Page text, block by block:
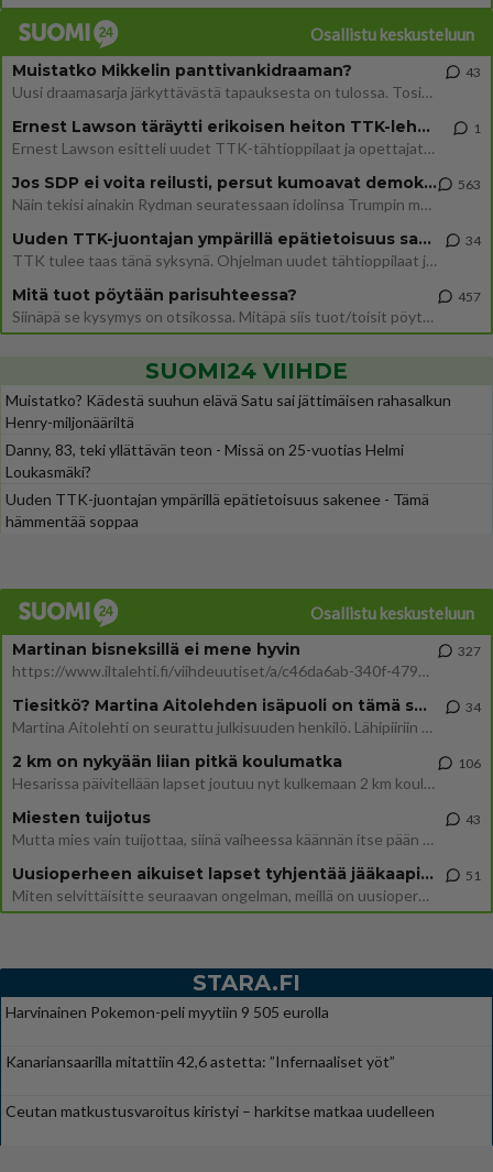
Osallistu keskusteluun
Muistatko Mikkelin panttivankidraaman?
Uusi draamasarja järkyttävästä tapauksesta on tulossa. Tositapahtumiin perustuva sarja ammentaa vuoden 1986 Mikkelin pan
43
Ernest Lawson täräytti erikoisen heiton TTK-lehdistötilaisuudessa: " Onko tässä tarkoituksena...?"
Ernest Lawson esitteli uudet TTK-tähtioppilaat ja opettajat torstaina 6.8. lehdistölle. Tulevalla kaudella on yksi hausk
1
Jos SDP ei voita reilusti, persut kumoavat demokratian Suomesta
Näin tekisi ainakin Rydman seuratessaan idolinsa Trumpin mallia https://www.is.fi/politiikka/art-2000012187244.html
563
Uuden TTK-juontajan ympärillä epätietoisuus sakenee - Nyt MTV hämmentää soppaa
TTK tulee taas tänä syksynä. Ohjelman uudet tähtioppilaat julkistetaan torstaina 6. elokuuta klo 14 alkavassa lehdistö
34
Mitä tuot pöytään parisuhteessa?
Siinäpä se kysymys on otsikossa. Mitäpä siis tuot/toisit pöytään parisuhteessa? Oletko mies vai nainen? Koetko sen mitä
457
SUOMI24 VIIHDE
Muistatko? Kädestä suuhun elävä Satu sai jättimäisen rahasalkun
Henry-miljonääriltä
Danny, 83, teki yllättävän teon - Missä on 25-vuotias Helmi
Loukasmäki?
Uuden TTK-juontajan ympärillä epätietoisuus sakenee - Tämä
hämmentää soppaa
Osallistu keskusteluun
Martinan bisneksillä ei mene hyvin
https://www.iltalehti.fi/viihdeuutiset/a/c46da6ab-340f-4790-aaa7-0865eed2336 Yrityksen konkurssihakemus on tullut kärä
327
Tiesitkö? Martina Aitolehden isäpuoli on tämä suosittu laulaja
Martina Aitolehti on seurattu julkisuuden henkilö. Lähipiiriin mahtuu muitakin tunnettuja henkilöitä. Tiesitkö, että Ma
34
2 km on nykyään liian pitkä koulumatka
Hesarissa päivitellään lapset joutuu nyt kulkemaan 2 km kouluun jösses. Ruostefillarilla tuo matka menee vaikka miten äk
106
Miesten tuijotus
Mutta mies vain tuijottaa, siinä vaiheessa käännän itse pään pois. Mikä juttu? Yleensä jos joku tuijottaa tai katsoo, hä
43
Uusioperheen aikuiset lapset tyhjentää jääkaapin käydessään
Miten selvittäisitte seuraavan ongelman, meillä on uusioperhe, minulla teini-ikäiset lapset ja puolisolla aikuiset, jotk
51
STARA.FI
Harvinainen Pokemon-peli myytiin 9 505 eurolla
Kanariansaarilla mitattiin 42,6 astetta: ”Infernaaliset yöt”
Ceutan matkustusvaroitus kiristyi – harkitse matkaa uudelleen